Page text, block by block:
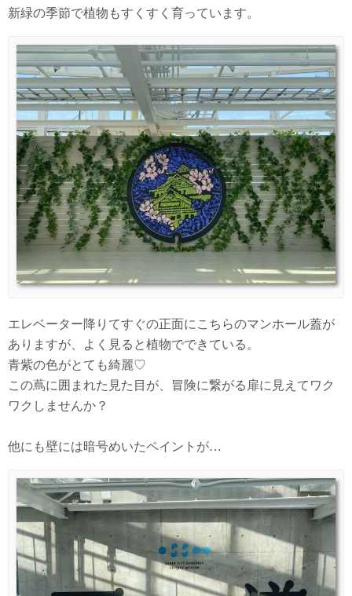
新緑の季節で植物もすくすく育っています。
エレベーター降りてすぐの正面にこちらのマンホール蓋が
ありますが、よく見ると植物でできている。
青紫の色がとても綺麗♡
この蔦に囲まれた見た目が、冒険に繋がる扉に見えてワク
ワクしませんか？
他にも壁には暗号めいたペイントが…